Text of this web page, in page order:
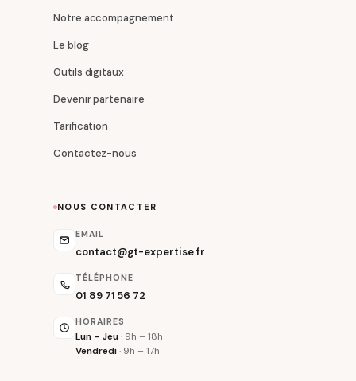
Notre accompagnement
Le blog
Outils digitaux
Devenir partenaire
Tarification
Contactez-nous
NOUS CONTACTER
EMAIL
contact@gt-expertise.fr
TÉLÉPHONE
01 89 71 56 72
HORAIRES
Lun – Jeu· 9h – 18h
Vendredi· 9h – 17h